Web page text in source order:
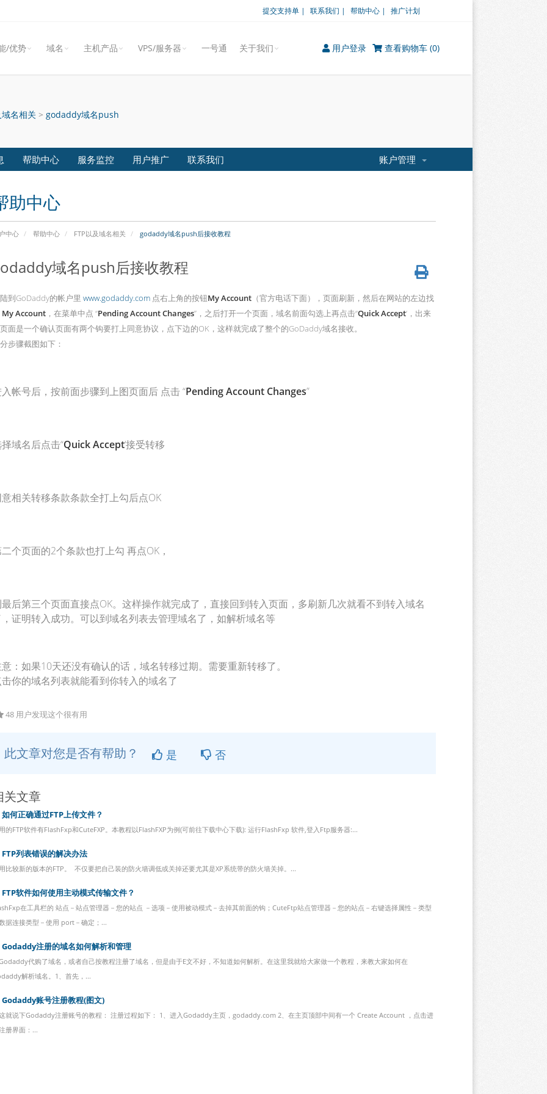
提交支持单 | 联系我们 | 帮助中心 | 推广计划
/优势 域名 主机产品 VPS/服务器 一号通 关于我们 查看购物车 (0)
用户登录
域名相关 > godaddy域名push
帮助中心 服务监控 用户推广 联系我们 账户管理
助中心
中心 帮助中心 FTP以及域名相关 godaddy域名push后接收教程
域名push后接收教程
到GoDaddy的帐户里 www.godaddy.com点右上角的按钮My Account（官方电话下面），页面刷新，然后在网站的左边找
My Account，在菜单中点 “Pending Account Changes”，之后打开一个页面，域名前面勾选上再点击“Quick Accept‘，出来
面是一个确认页面有两个钩要打上同意协议，点下边的OK，这样就完成了整个的GoDaddy域名接收。
步骤截图如下：
帐号后，按前面步骤到上图页面后 点击 “Pending Account Changes”
域名后点击“Quick Accept‘接受转移
相关转移条款条款全打上勾后点OK
个页面的2个条款也打上勾 再点OK，
后第三个页面直接点OK。这样操作就完成了，直接回到转入页面，多刷新几次就看不到转入域名
证明转入成功。可以到域名列表去管理域名了，如解析域名等
：如果10天还没有确认的话，域名转移过期。需要重新转移了。
你的域名列表就能看到你转入的域名了
48 用户发现这个很有用
此文章对您是否有帮助？ 是 否
关文章
如何正确通过FTP上传文件？
的FTP软件有FlashFxp和CuteFXP。本教程以FlashFXP为例(可前往下载中心下载): 运行FlashFxp 软件,登入Ftp服务器:...
FTP列表错误的解决办法
比较新的版本的FTP。 不仅要把自己装的防火墙调低或关掉还要尤其是XP系统带的防火墙关掉。...
FTP软件如何使用主动模式传输文件？
在工具栏的 站点－站点管理器－您的站点 －选项－使用被动模式－去掉其前面的钩；CuteFtp站点管理器－您的站点－右键选择属性－类型
据连接类型－使用 port－确定；...
Godaddy注册的域名如何解析和管理
代购了域名，或者自己按教程注册了域名，但是由于E文不好，不知道如何解析。在这里我就给大家做一个教程，来教大家如何在
解析域名。1、首先，...
Godaddy账号注册教程(图文)
就说下Godaddy注册账号的教程： 注册过程如下： 1、进入Godaddy主页，godaddy.com 2、在主页顶部中间有一个 Create Account ，点击进
册界面：...